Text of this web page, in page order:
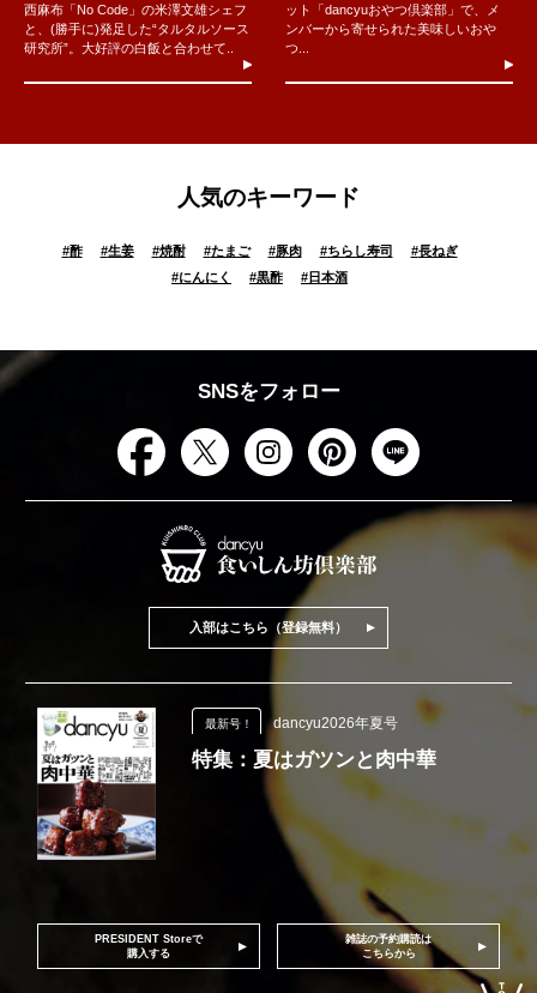
西麻布「No Code」の米澤文雄シェフ
と、(勝手に)発足した“タルタルソース
研究所”。大好評の白飯と合わせて..
ット「dancyuおやつ倶楽部」で、メ
ンバーから寄せられた美味しいおや
つ...
人気のキーワード
#酢 #生姜 #焼酎 #たまご #豚肉 #ちらし寿司 #長ねぎ
#にんにく #黒酢 # 日本酒
SNSをフォロー
入部はこちら（登録無料）
最新号！ dancyu2026年夏号
特集：夏はガツンと肉中華
PRESIDENT Storeで
購入する
雑誌の予約購読は
こちらから